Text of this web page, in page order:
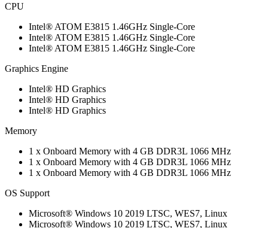
CPU
Intel® ATOM E3815 1.46GHz Single-Core
Intel® ATOM E3815 1.46GHz Single-Core
Intel® ATOM E3815 1.46GHz Single-Core
Graphics Engine
Intel® HD Graphics
Intel® HD Graphics
Intel® HD Graphics
Memory
1 x Onboard Memory with 4 GB DDR3L 1066 MHz
1 x Onboard Memory with 4 GB DDR3L 1066 MHz
1 x Onboard Memory with 4 GB DDR3L 1066 MHz
OS Support
Microsoft® Windows 10 2019 LTSC, WES7, Linux
Microsoft® Windows 10 2019 LTSC, WES7, Linux